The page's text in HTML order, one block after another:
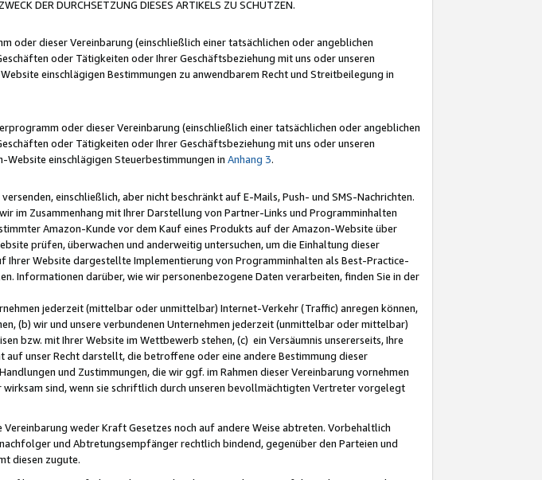
DER DURCHSETZUNG DIESES ARTIKELS ZU SCHÜTZEN.
oder dieser Vereinbarung (einschließlich einer tatsächlichen oder angeblichen
oder Tätigkeiten oder Ihrer Geschäftsbeziehung mit uns oder unseren
einschlägigen Bestimmungen zu anwendbarem Recht und Streitbeilegung in
oder dieser Vereinbarung (einschließlich einer tatsächlichen oder angeblichen
oder Tätigkeiten oder Ihrer Geschäftsbeziehung mit uns oder unseren
einschlägigen Steuerbestimmungen in Anhang 3.
einschließlich, aber nicht beschränkt auf E-Mails, Push- und SMS-Nachrichten.
im Zusammenhang mit Ihrer Darstellung von Partner-Links und Programminhalten
Amazon-Kunde vor dem Kauf eines Produkts auf der Amazon-Website über
prüfen, überwachen und anderweitig untersuchen, um die Einhaltung dieser
Ihrer Website dargestellte Implementierung von Programminhalten als Best-Practice-
Informationen darüber, wie wir personenbezogene Daten verarbeiten, finden Sie in der
jederzeit (mittelbar oder unmittelbar) Internet-Verkehr (Traffic) anregen können,
(b) wir und unsere verbundenen Unternehmen jederzeit (unmittelbar oder mittelbar)
bzw. mit Ihrer Website im Wettbewerb stehen, (c) ein Versäumnis unsererseits, Ihre
unser Recht darstellt, die betroffene oder eine andere Bestimmung dieser
und Zustimmungen, die wir ggf. im Rahmen dieser Vereinbarung vornehmen
sind, wenn sie schriftlich durch unseren bevollmächtigten Vertreter vorgelegt
weder Kraft Gesetzes noch auf andere Weise abtreten. Vorbehaltlich
und Abtretungsempfänger rechtlich bindend, gegenüber den Parteien und
diesen zugute.